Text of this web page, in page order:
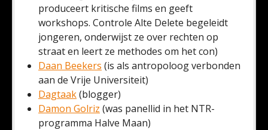
produceert kritische films en geeft
workshops. Controle Alte Delete begeleidt
jongeren, onderwijst ze over rechten op
straat en leert ze methodes om het con)
Daan Beekers (is als antropoloog verbonden
aan de Vrije Universiteit)
Dagtaak(blogger)
Damon Golriz (was panellid in het NTR-
programma Halve Maan)